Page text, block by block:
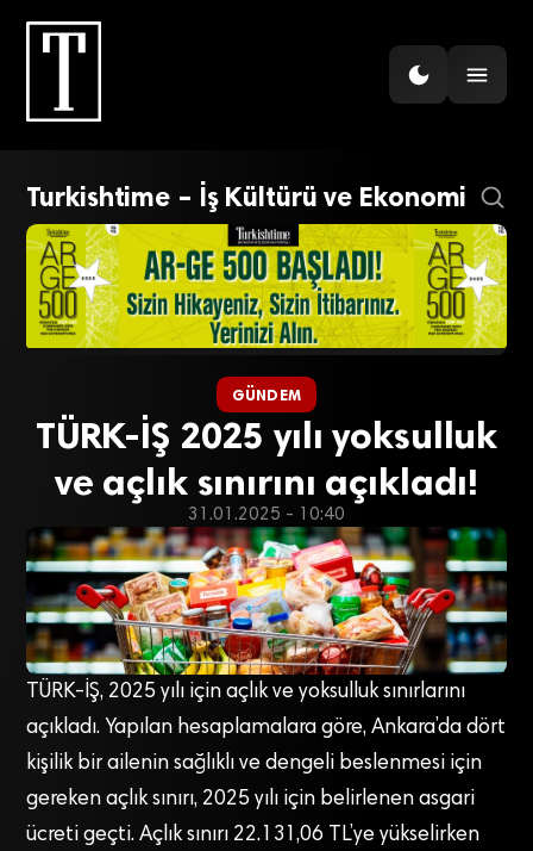
Turkishtime – İş Kültürü ve Ekonomi
GÜNDEM
TÜRK-İŞ 2025 yılı yoksulluk
ve açlık sınırını açıkladı!
31.01.2025 - 10:40
TÜRK-İŞ, 2025 yılı için açlık ve yoksulluk sınırlarını
açıkladı. Yapılan hesaplamalara göre, Ankara’da dört
kişilik bir ailenin sağlıklı ve dengeli beslenmesi için
gereken açlık sınırı, 2025 yılı için belirlenen asgari
ücreti geçti. Açlık sınırı 22.131,06 TL’ye yükselirken